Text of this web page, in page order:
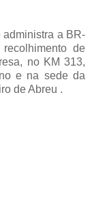
a BR-
de
no KM 313,
e na sede da
de Abreu .